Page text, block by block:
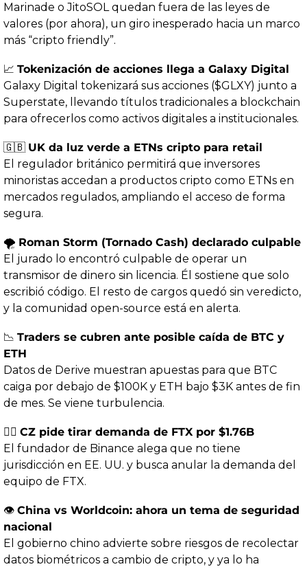
Marinade o JitoSOL quedan fuera de las leyes de
valores (por ahora), un giro inesperado hacia un marco
más “cripto friendly”.
📈 Tokenización de acciones llega a Galaxy Digital
Galaxy Digital tokenizará sus acciones ($GLXY) junto a
Superstate, llevando títulos tradicionales a blockchain
para ofrecerlos como activos digitales a institucionales.
🇬🇧 UK da luz verde a ETNs cripto para retail
El regulador británico permitirá que inversores
minoristas accedan a productos cripto como ETNs en
mercados regulados, ampliando el acceso de forma
segura.
🌪️ Roman Storm (Tornado Cash) declarado culpable
El jurado lo encontró culpable de operar un
transmisor de dinero sin licencia. Él sostiene que solo
escribió código. El resto de cargos quedó sin veredicto,
y la comunidad open-source está en alerta.
📉 Traders se cubren ante posible caída de BTC y
ETH
Datos de Derive muestran apuestas para que BTC
caiga por debajo de $100K y ETH bajo $3K antes de fin
de mes. Se viene turbulencia.
🙅‍♂️ CZ pide tirar demanda de FTX por $1.76B
El fundador de Binance alega que no tiene
jurisdicción en EE. UU. y busca anular la demanda del
equipo de FTX.
👁️ China vs Worldcoin: ahora un tema de seguridad
nacional
El gobierno chino advierte sobre riesgos de recolectar
datos biométricos a cambio de cripto, y ya lo ha